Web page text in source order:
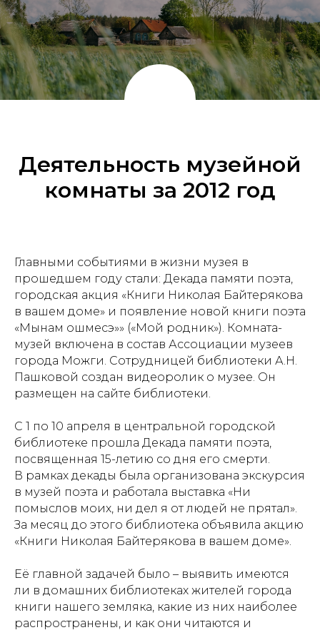
Деятельность музейной
комнаты за 2012 год
Главными событиями в жизни музея в
прошедшем году стали: Декада памяти поэта,
городская акция «Книги Николая Байтерякова
в вашем доме» и появление новой книги поэта
«Мынам ошмесэ»» («Мой родник»). Комната-
музей включена в состав Ассоциации музеев
города Можги. Сотрудницей библиотеки А.Н.
Пашковой создан видеоролик о музее. Он
размещен на сайте библиотеки.
С 1 по 10 апреля в центральной городской
библиотеке прошла Декада памяти поэта,
посвященная 15-летию со дня его смерти.
В рамках декады была организована экскурсия
в музей поэта и работала выставка «Ни
помыслов моих, ни дел я от людей не прятал».
За месяц до этого библиотека объявила акцию
«Книги Николая Байтерякова в вашем доме».
Её главной задачей было – выявить имеются
ли в домашних библиотеках жителей города
книги нашего земляка, какие из них наиболее
распространены, и как они читаются и